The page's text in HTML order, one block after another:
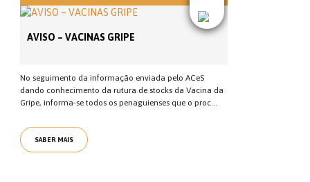
AVISO – VACINAS GRIPE
No seguimento da informação enviada pelo ACeS
dando conhecimento da rutura de stocks da Vacina da
Gripe, informa-se todos os penaguienses que o proc...
SABER MAIS